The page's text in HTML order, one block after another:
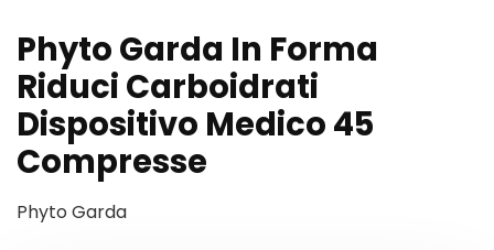
Phyto Garda In Forma
Riduci Carboidrati
Dispositivo Medico 45
Compresse
Phyto Garda